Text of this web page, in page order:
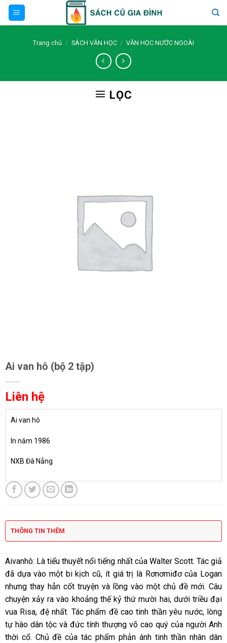
Skip
Trang chủ / SÁCH VĂN HỌC / VĂN HỌC NƯỚC NGOÀI
LỌC
Ai van hô (bộ 2 tập)
Liên hệ
Ai van hô
In năm 1986
NXB Đà Nẵng
THÔNG TIN THÊM
Aivanhô: Là tiểu thuyết nổi tiếng nhất của Walter Scott. Tác giả
đã dựa vào một bi kịch cũ, ít giá trị là Rơnơmiđơ của Logan
nhưng thay hẳn cốt truyện và lồng vào một chủ đề mới. Câu
chuyện xảy ra vào khoảng thế kỷ thứ mười hai, dưới triều đại
vua Risa, đệ nhất. Tác phẩm đề cao tinh thần yêu nước, lòng
tự hào dân tộc và đức tính thượng võ cao quý của người Anh
thời cổ. Chủ đề của tác phẩm phản ánh tinh thần nhân dân